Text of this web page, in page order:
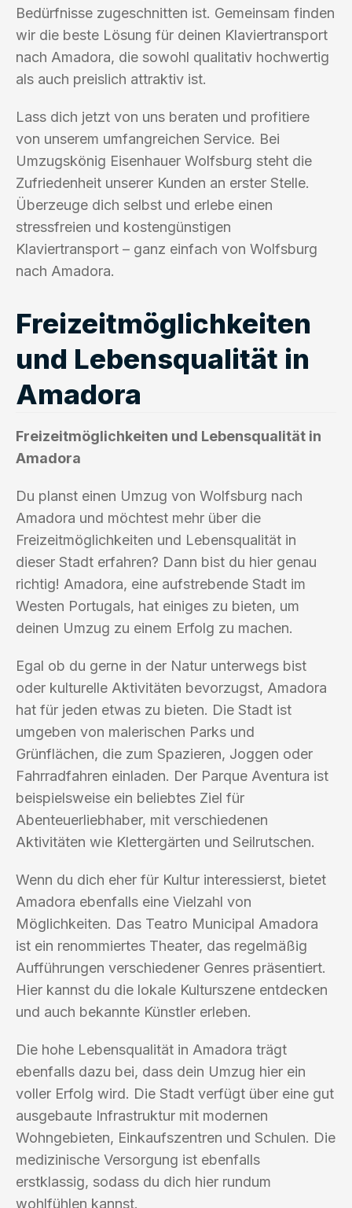
Bedürfnisse zugeschnitten ist. Gemeinsam finden
wir die beste Lösung für deinen Klaviertransport
nach Amadora, die sowohl qualitativ hochwertig
als auch preislich attraktiv ist.
Lass dich jetzt von uns beraten und profitiere
von unserem umfangreichen Service. Bei
Umzugskönig Eisenhauer Wolfsburg steht die
Zufriedenheit unserer Kunden an erster Stelle.
Überzeuge dich selbst und erlebe einen
stressfreien und kostengünstigen
Klaviertransport – ganz einfach von Wolfsburg
nach Amadora.
Freizeitmöglichkeiten
und Lebensqualität in
Amadora
Freizeitmöglichkeiten und Lebensqualität in
Amadora
Du planst einen Umzug von Wolfsburg nach
Amadora und möchtest mehr über die
Freizeitmöglichkeiten und Lebensqualität in
dieser Stadt erfahren? Dann bist du hier genau
richtig! Amadora, eine aufstrebende Stadt im
Westen Portugals, hat einiges zu bieten, um
deinen Umzug zu einem Erfolg zu machen.
Egal ob du gerne in der Natur unterwegs bist
oder kulturelle Aktivitäten bevorzugst, Amadora
hat für jeden etwas zu bieten. Die Stadt ist
umgeben von malerischen Parks und
Grünflächen, die zum Spazieren, Joggen oder
Fahrradfahren einladen. Der Parque Aventura ist
beispielsweise ein beliebtes Ziel für
Abenteuerliebhaber, mit verschiedenen
Aktivitäten wie Klettergärten und Seilrutschen.
Wenn du dich eher für Kultur interessierst, bietet
Amadora ebenfalls eine Vielzahl von
Möglichkeiten. Das Teatro Municipal Amadora
ist ein renommiertes Theater, das regelmäßig
Aufführungen verschiedener Genres präsentiert.
Hier kannst du die lokale Kulturszene entdecken
und auch bekannte Künstler erleben.
Die hohe Lebensqualität in Amadora trägt
ebenfalls dazu bei, dass dein Umzug hier ein
voller Erfolg wird. Die Stadt verfügt über eine gut
ausgebaute Infrastruktur mit modernen
Wohngebieten, Einkaufszentren und Schulen. Die
medizinische Versorgung ist ebenfalls
erstklassig, sodass du dich hier rundum
wohlfühlen kannst.